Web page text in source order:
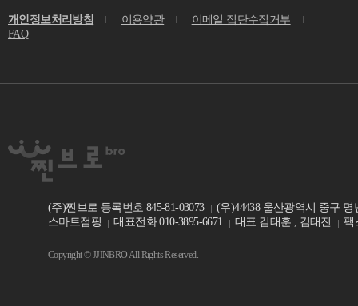
개인정보처리방침 이용약관
이메일 집단수집거부
FAQ
(주)찐브로 등록번호 845-81-03073
(우)44438 울산광역시 중구 명
스마트점핑
대표전화 010-3895-6671 대표 김태훈 , 김태진 팩
Copyright © JJINBRO All Rights Reserved.